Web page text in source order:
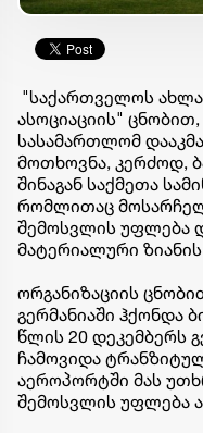
"საქართველოს
ასოციაციის"
სასამართლომ
მოთხოვნა, კერძოდ,
შინაგან საქმეთა
რომლითაც
შემოსვლის უფლება
მატერიალური
ორგანიზაციის
გერმანიაში ჰქონდა
წლის 20 დეკემბერს
ჩამოვიდა
აეროპორტში მას
შემოსვლის უფლება